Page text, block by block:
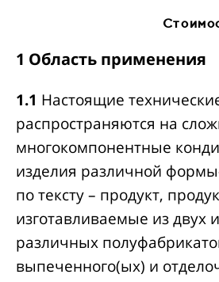
1 Область применения
1.1 Настоящие
распространяются на
многокомпонентные
изделия различной
по тексту – продукт,
изготавливаемые из двух
различных
выпеченного(ых) и